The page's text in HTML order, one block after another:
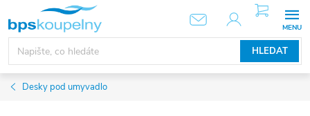
obsah
HLEDAT
NÁKUPNÍ
KOŠÍK
Desky pod umyvadlo